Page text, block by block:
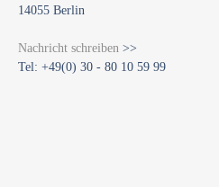
14055 Berlin
Nachricht schreiben >>
Tel: +49(0) 30 - 80 10 59 99